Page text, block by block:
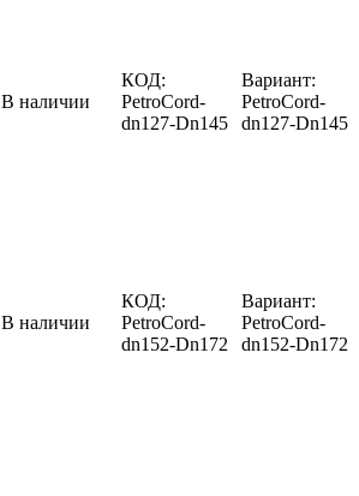
В наличии
КОД:
PetroCord-
dn127-Dn145
Вариант:
PetroCord-
dn127-Dn145
В наличии
КОД:
PetroCord-
dn152-Dn172
Вариант:
PetroCord-
dn152-Dn172